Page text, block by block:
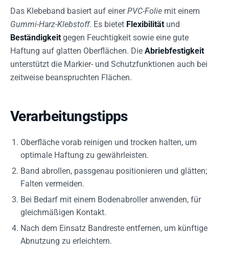
Das Klebeband basiert auf einerPVC-Folie mit einem
Gummi-Harz-Klebstoff. Es bietet Flexibilität und
Beständigkeit gegen Feuchtigkeit sowie eine gute
Haftung auf glatten Oberflächen. Die Abriebfestigkeit
unterstützt die Markier- und Schutzfunktionen auch bei
zeitweise beanspruchten Flächen.
Verarbeitungstipps
Oberfläche vorab reinigen und trocken halten, um
optimale Haftung zu gewährleisten.
Band abrollen, passgenau positionieren und glätten;
Falten vermeiden.
Bei Bedarf mit einem Bodenabroller anwenden, für
gleichmäßigen Kontakt.
Nach dem Einsatz Bandreste entfernen, um künftige
Abnutzung zu erleichtern.